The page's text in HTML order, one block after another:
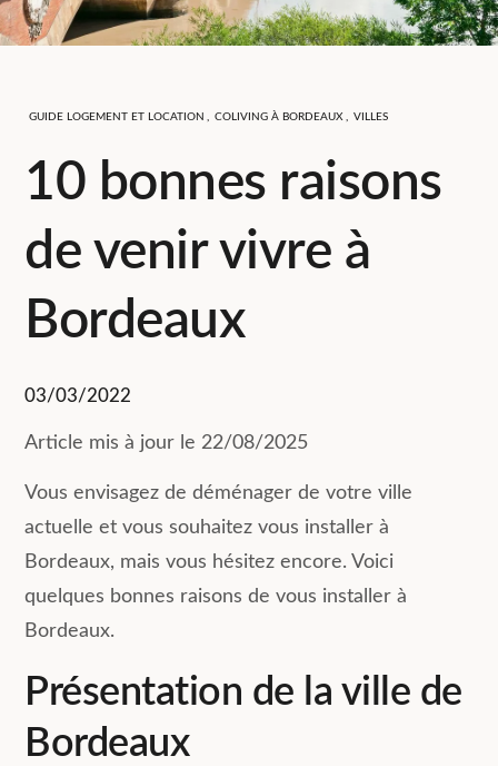
GUIDE LOGEMENT ET LOCATION , COLIVING À BORDEAUX , VILLES
10 bonnes raisons
de venir vivre à
Bordeaux
03/03/2022
Article mis à jour le 22/08/2025
Vous envisagez de déménager de votre ville
actuelle et vous souhaitez vous installer à
Bordeaux, mais vous hésitez encore. Voici
quelques bonnes raisons de vous installer à
Bordeaux.
Présentation de la ville de
Bordeaux